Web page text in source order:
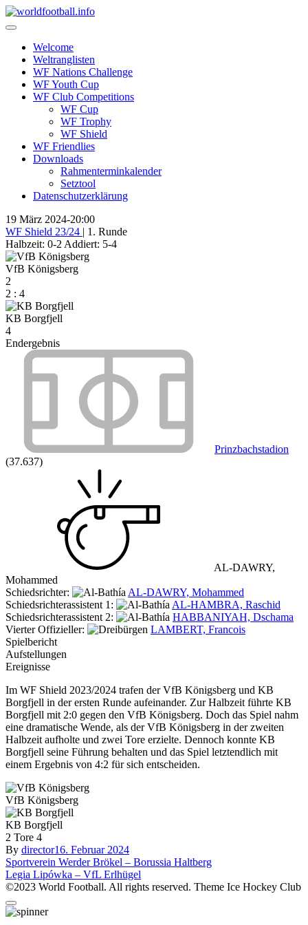
Skip
to
Welcome
Weltranglisten
WF Nations Challenge
WF Youth Cup
WF Club Competitions
WF Cup
WF Trophy
WF Shield
WF Friendlies
Downloads
Rahmenterminkalender
Setztool
Datenschutzerklärung
19 März 2024-20:00
WF Shield 23/24 | 1. Runde
Halbzeit: 0-2 Addiert: 5-4
VfB Königsberg
2
2 : 4
KB Borgfjell
4
Endergebnis
Prinzbachstadion
(37.637)
AL-DAWRY,
Mohammed
Schiedsrichter:
AL-DAWRY, Mohammed
Schiedsrichterassistent 1:
AL-HAMBRA, Raschid
Schiedsrichterassistent 2:
HABBANIYAH, Dschama
Vierter Offizieller:
LAMBERT, Francois
Spielbericht
Aufstellungen
Ereignisse
Im WF Shield 2023/2024 trafen der VfB Königsberg und KB
Borgfjell in der ersten Runde aufeinander. Zur Halbzeit führte KB
Borgfjell mit 2:0 gegen den VfB Königsberg. Doch das Spiel nahm
eine dramatische Wende, als der VfB Königsberg in der zweiten
Halbzeit aufholte und zwei Tore erzielte. Dennoch konnte KB
Borgfjell seine Führung behalten und das Spiel letztendlich mit
einem Ergebnis von 4:2 für sich entscheiden.
VfB Königsberg
KB Borgfjell
2 Tore 4
By director16. Februar 2024
Beitragsnavigation
Sportverein Werder Brökel – Borussia Haltberg
Legia Lipówka – VfL Erlhügel
©2023 World Football. All rights reserved. Theme Ice Hockey Club